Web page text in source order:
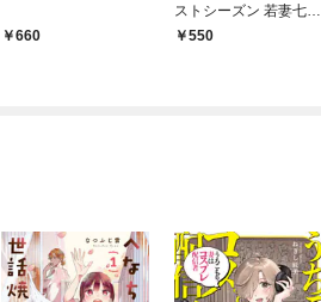
660
ストシーズン 若妻七葉
23歳のいけないパチス
550